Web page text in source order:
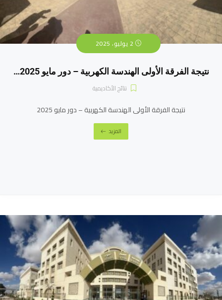
نتيجة الفرقة الأولى الهندسة الكهربية – دور مايو 2025…
نتائج الأكاديمية
نتيجة الفرقة الأولى الهندسة الكهربية – دور مايو 2025
المزيد